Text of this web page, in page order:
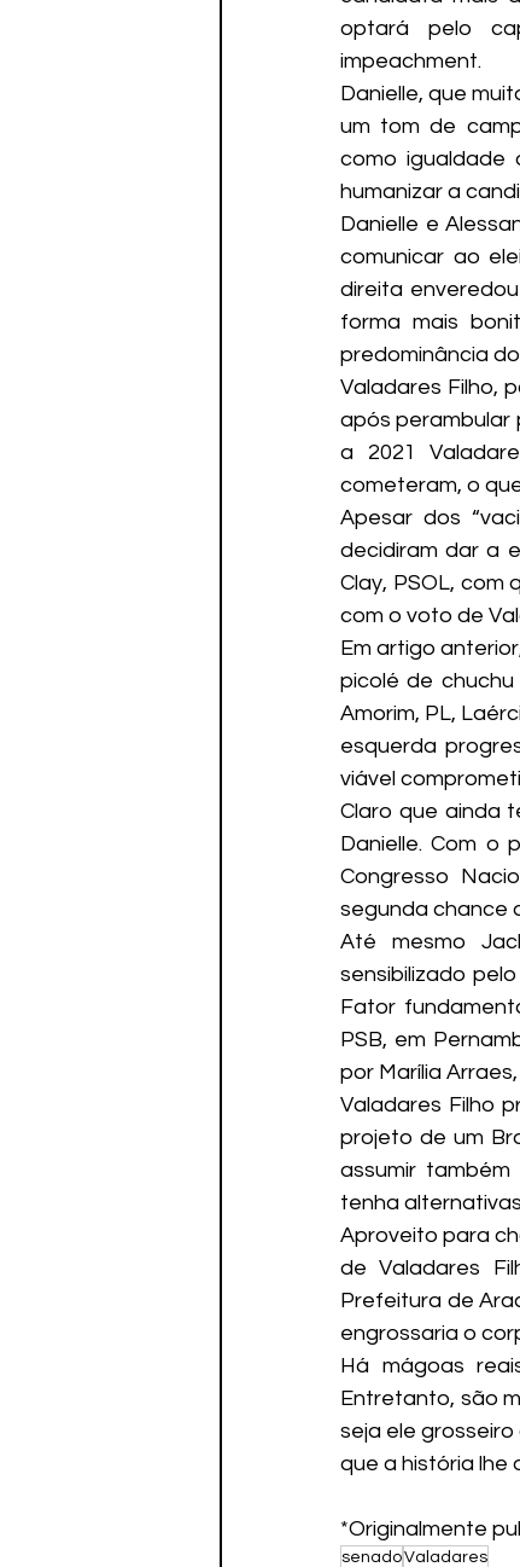
optará pelo
impeachment.
Danielle, que
um tom de
como igualdade
humanizar a
Danielle e
comunicar ao
direita
forma mais
predominância
Valadares Filho,
após perambular
a 2021
cometeram, o
Apesar dos
decidiram dar a
Clay, PSOL, com
com o voto de
Em artigo
picolé de
Amorim, PL,
esquerda
viável
Claro que ainda
Danielle. Com o
Congresso
segunda chance
Até mesmo
sensibilizado
Fator
PSB, em
por Marília
Valadares Filho
projeto de um
assumir
tenha
Aproveito para
de Valadares
Prefeitura de
engrossaria o
Há mágoas
Entretanto, são
seja ele
que a história lhe
*Originalmente
senadoValadares